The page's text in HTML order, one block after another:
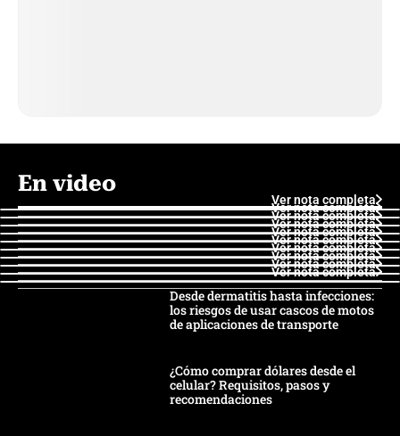
En video
Ver nota completa
Ver nota completa
Ver nota completa
Ver nota completa
Ver nota completa
Ver nota completa
Ver nota completa
Ver nota completa
Ver nota completa
Ver nota completa
Desde dermatitis hasta infecciones:
los riesgos de usar cascos de motos
de aplicaciones de transporte
¿Cómo comprar dólares desde el
celular? Requisitos, pasos y
recomendaciones